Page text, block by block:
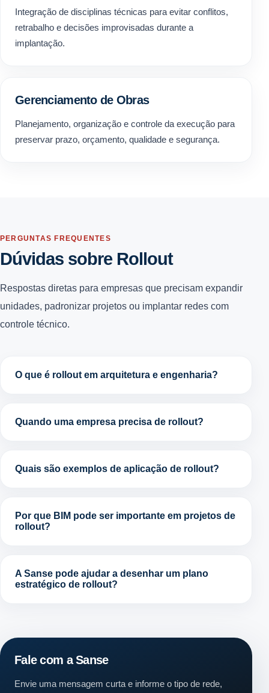
Integração de disciplinas técnicas para evitar conflitos,
retrabalho e decisões improvisadas durante a
implantação.
Gerenciamento de Obras
Planejamento, organização e controle da execução para
preservar prazo, orçamento, qualidade e segurança.
PERGUNTAS FREQUENTES
Dúvidas sobre Rollout
Respostas diretas para empresas que precisam expandir
unidades, padronizar projetos ou implantar redes com
controle técnico.
O que é rollout em arquitetura e engenharia?
Quando uma empresa precisa de rollout?
Quais são exemplos de aplicação de rollout?
Por que BIM pode ser importante em projetos de
rollout?
A Sanse pode ajudar a desenhar um plano
estratégico de rollout?
Fale com a Sanse
Envie uma mensagem curta e informe o tipo de rede,